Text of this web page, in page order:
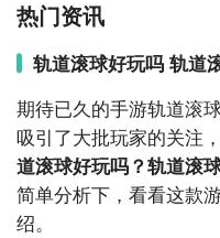
6. 《数独大师》- 这款
写一个9x9的方格，确保
7. 《拼图大师》- 在这
拼凑在一起，还原出完
验你的观察能力和耐心
热门资讯
轨道滚球好玩吗 轨道
期待已久的手游轨道滚
吸引了大批玩家的关注
道滚球好玩吗？轨道滚
简单分析下，看看这款
绍。